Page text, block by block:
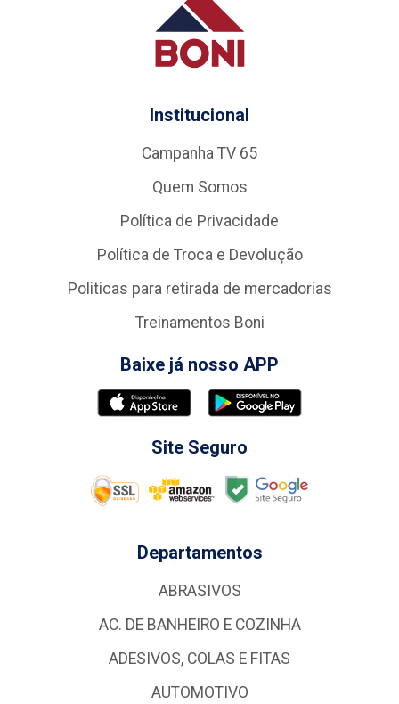
Institucional
Campanha TV 65
Quem Somos
Política de Privacidade
Política de Troca e Devolução
Politicas para retirada de mercadorias
Treinamentos Boni
Baixe já nosso APP
Site Seguro
Departamentos
ABRASIVOS
AC. DE BANHEIRO E COZINHA
ADESIVOS, COLAS E FITAS
AUTOMOTIVO